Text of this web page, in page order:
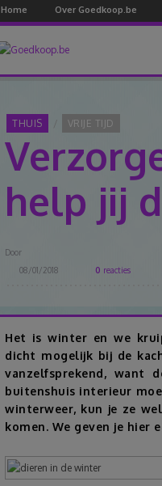
Home Over Goedkoop.be
THUIS VRIJE TIJD
help jij
Door
08/01/2018
0 reacties
Het is winter en we
dicht mogelijk bij de
vanzelfsprekend,
buitenshuis interieur
winterweer, kun je ze
komen. We geven je hier